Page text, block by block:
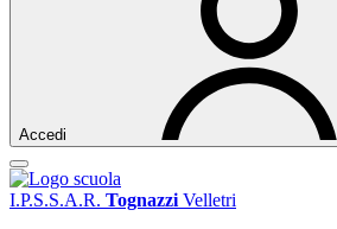
Accedi
I.P.S.S.A.R. Tognazzi Velletri